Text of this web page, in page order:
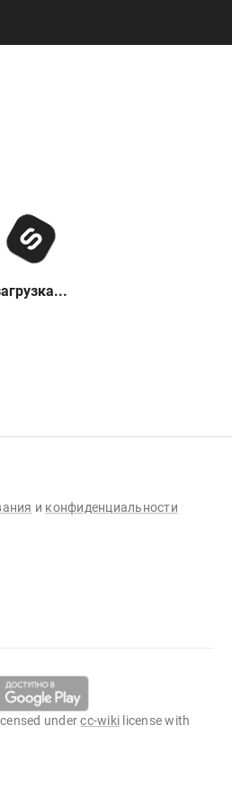
и конфиденциальности
undercc-wiki license with